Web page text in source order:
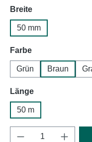
Breiteauswählen
50 mm
Farbeauswählen
Grün Braun
Längeauswählen
50 m
Produkt